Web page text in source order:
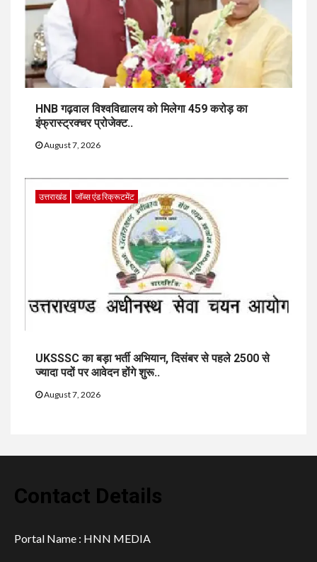
HNB गढ़वाल विश्वविद्यालय को मिलेगा 459 करोड़ का
इंफ्रास्ट्रक्चर प्रोजेक्ट..
August 7, 2026
उत्तराखंड जॉब्स एंड रिक्रूटमेंट
UKSSSC का बड़ा भर्ती अभियान, दिसंबर से पहले 2500 से
ज्यादा पदों पर आवेदन होंगे शुरू..
August 7, 2026
Contact Details
Portal Name : HNN MEDIA